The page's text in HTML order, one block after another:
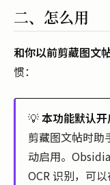
二、怎么用
和你以前剪藏图文
惯：
💡本功能默认开
剪藏图文帖时
动启用。
OCR 识别，可以